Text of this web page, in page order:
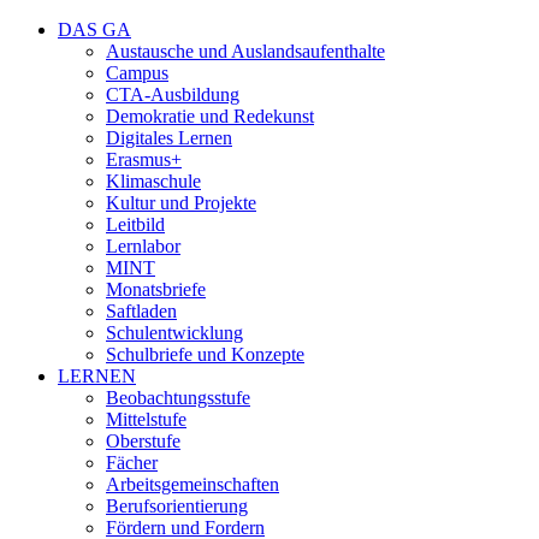
DAS GA
Austausche und Auslandsaufenthalte
Campus
CTA-Ausbildung
Demokratie und Redekunst
Digitales Lernen
Erasmus+
Klimaschule
Kultur und Projekte
Leitbild
Lernlabor
MINT
Monatsbriefe
Saftladen
Schulentwicklung
Schulbriefe und Konzepte
LERNEN
Beobachtungsstufe
Mittelstufe
Oberstufe
Fächer
Arbeitsgemeinschaften
Berufsorientierung
Fördern und Fordern